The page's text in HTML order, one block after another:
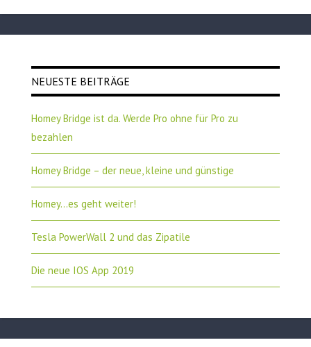
NEUESTE BEITRÄGE
Homey Bridge ist da. Werde Pro ohne für Pro zu
bezahlen
Homey Bridge – der neue, kleine und günstige
Homey…es geht weiter!
Tesla PowerWall 2 und das Zipatile
Die neue IOS App 2019